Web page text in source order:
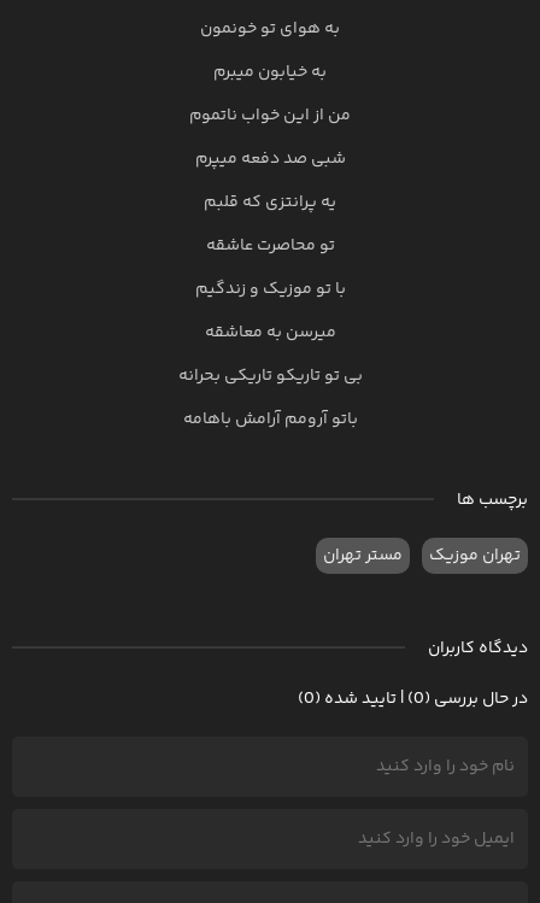
به هوای تو خونمون
به خیابون میبرم
من از این خواب ناتموم
شبی صد دفعه میپرم
یه پرانتزی که قلبم
تو محاصرت عاشقه
با تو موزیک و زندگیم
میرسن به معاشقه
بی تو تاریکو تاریکی بحرانه
باتو آرومم آرامش باهامه
برچسب ها
تهران موزیک مستر تهران
دیدگاه کاربران
در حال بررسی (0) | تایید شده (0)